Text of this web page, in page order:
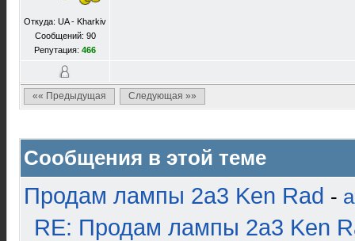
Откуда: UA - Kharkiv
Сообщений: 90
Репутация: 466
«« Предыдущая Следующая »»
Сообщения в этой теме
Продам лампы 2а3 Ken Rad -
RE: Продам лампы 2а3 Ken